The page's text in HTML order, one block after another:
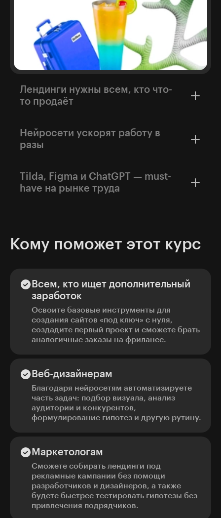
Лендинги нужны всем, кто что-
то продаёт
онлайн-школам, стартапам, организаторам
мероприятий.
Нейросети ускорят работу в
разы
рабочих дней. С нейросетями сделать это
можно всего за день. Вы сможете брать
больше задач и больше зарабатывать.
Tilda, Figma и ChatGPT — must-
have на рынке труда
Кому поможет этот курс
Всем, кто ищет дополнительный
заработок
Освоите базовые инструменты для
создания сайтов «под ключ» с нуля,
создадите первый проект и сможете брать
аналогичные заказы на фрилансе.
Веб-дизайнерам
Благодаря нейросетям автоматизируете
часть задач: подбор визуала, анализ
аудитории и конкурентов,
формулирование гипотез и другую рутину.
Маркетологам
Сможете собирать лендинги под
рекламные кампании без помощи
разработчиков и дизайнеров, а также
будете быстрее тестировать гипотезы без
привлечения подрядчиков.